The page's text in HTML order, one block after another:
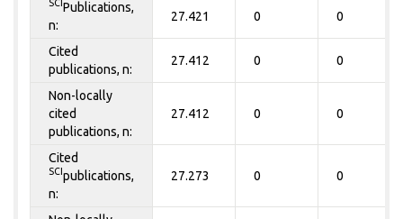
SCI Publications,
n:
27.421 0 0
Cited
publications, n:
27.412 0 0
Non-locally
cited
publications, n:
27.412 0 0
Cited
SCI publications,
n:
27.273 0 0